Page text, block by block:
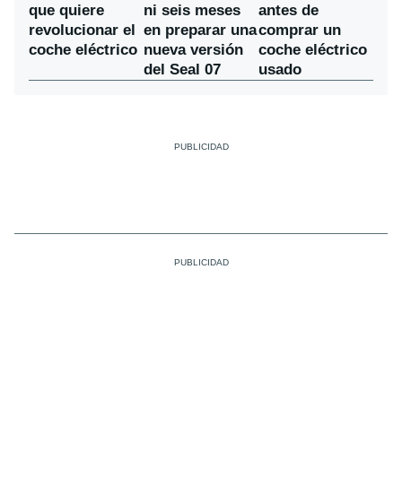
que quiere
revolucionar el
coche eléctrico
ni seis meses
en preparar una
nueva versión
del Seal 07
antes de
comprar un
coche eléctrico
usado